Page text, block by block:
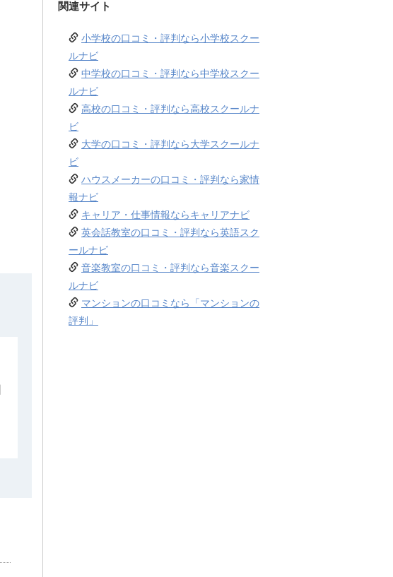
関連サイト
小学校の口コミ・評判なら小学校スクー
ルナビ
中学校の口コミ・評判なら中学校スクー
ルナビ
高校の口コミ・評判なら高校スクールナ
ビ
大学の口コミ・評判なら大学スクールナ
ビ
ハウスメーカーの口コミ・評判なら家情
報ナビ
キャリア・仕事情報ならキャリアナビ
英会話教室の口コミ・評判なら英語スク
ールナビ
音楽教室の口コミ・評判なら音楽スクー
ルナビ
マンションの口コミなら「マンションの
評判」